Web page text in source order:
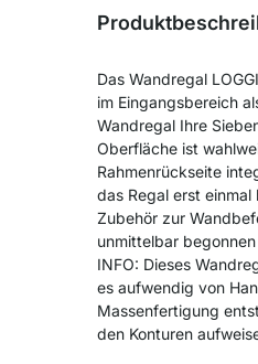
Das Wandregal
im Eingangsbereich
Wandregal Ihre
Oberfläche ist
Rahmenrückseite
das Regal erst
Zubehör zur
unmittelbar
INFO: Dieses
es aufwendig von
Massenfertigung
den Konturen